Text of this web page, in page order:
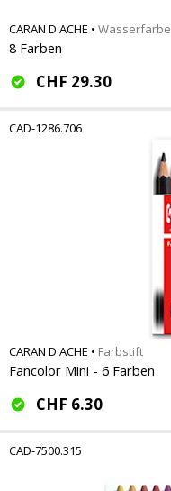
CARAN D'ACHE • Wasserfarbe
8 Farben
CHF 29.30
CAD-1286.706
CARAN D'ACHE • Farbstift
Fancolor Mini - 6 Farben
CHF 6.30
CAD-7500.315